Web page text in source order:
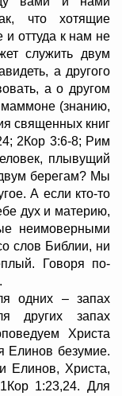
что хотящие
и оттуда к нам не
служить двум
а другого
а о другом
маммоне (знанию,
священных книг
2Кор 3:6-8; Рим
плывущий
берегам? Мы
А если кто-то
дух и материю,
неимоверными
слов Библии, ни
Говоря по-
одних – запах
других запах
Христа
Елинов безумие.
Елинов, Христа,
1:23,24. Для